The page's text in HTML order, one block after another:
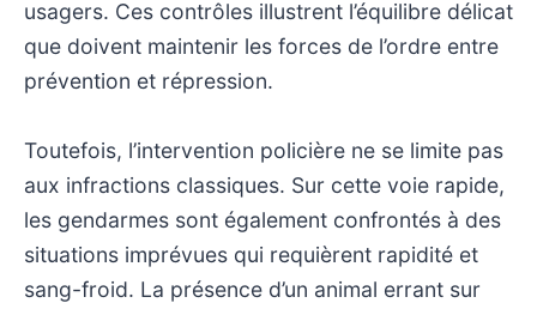
usagers. Ces contrôles illustrent l’équilibre délicat
que doivent maintenir les forces de l’ordre entre
prévention et répression.
Toutefois, l’intervention policière ne se limite pas
aux infractions classiques. Sur cette voie rapide,
les gendarmes sont également confrontés à des
situations imprévues qui requièrent rapidité et
sang-froid. La présence d’un animal errant sur